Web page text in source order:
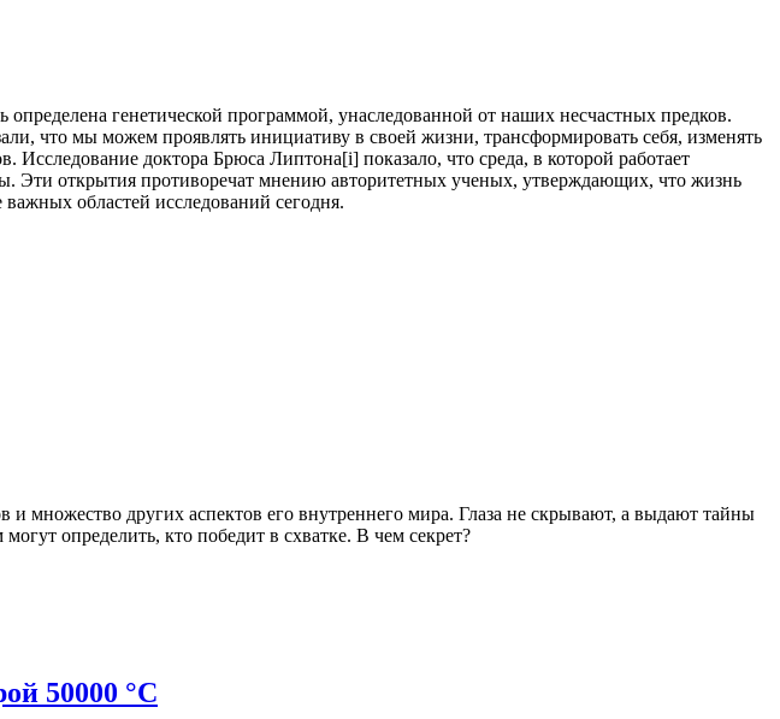
генетической программой, унаследованной от наших несчастных предков.
что мы можем проявлять инициативу в своей жизни, трансформировать себя, изменять
доктора Брюса Липтона[i] показало, что среда, в которой работает
Эти открытия противоречат мнению авторитетных ученых, утверждающих, что жизнь
областей исследований сегодня.
и множество других аспектов его внутреннего мира. Глаза не скрывают, а выдают тайны
определить, кто победит в схватке. В чем секрет?
50000 °C